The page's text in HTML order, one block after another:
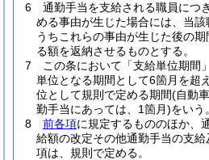
6
通勤手当を支給される職員につ
める事由が生じた場合には、当
うちこれらの事由が生じた後の
る額を返納させるものとする。
7
この条において「支給単位期間
単位となる期間として6箇月を超
位として規則で定める期間(自動
勤手当にあっては、1箇月)をいう。
8
前各項に規定するもののほか、
給額の改定その他通勤手当の支
項は、規則で定める。